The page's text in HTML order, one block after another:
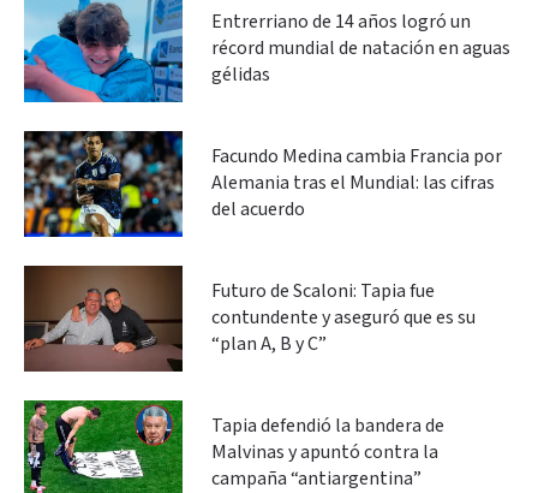
Entrerriano de 14 años logró un
récord mundial de natación en aguas
gélidas
Facundo Medina cambia Francia por
Alemania tras el Mundial: las cifras
del acuerdo
Futuro de Scaloni: Tapia fue
contundente y aseguró que es su
“plan A, B y C”
Tapia defendió la bandera de
Malvinas y apuntó contra la
campaña “antiargentina”